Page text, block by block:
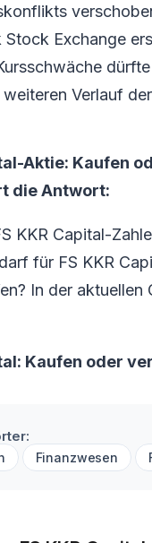
Stock Exchange
Verlauf
Aktie: Kaufen
die Antwort:
KKR Capital-
für FS KKR
In der
Kaufen oder
Finanzwesen